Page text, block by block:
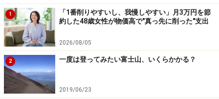
ホロバ温泉（日帰り入浴大人1,000円小学生も同額）、海
の見える海洋泉油壷の湯（日帰り入浴大人1,000円子ども
500円）、
城ヶ島京急ホテル雲母の湯
1,000円小学生500円）を利用することができます。
城ヶ島灯台まで散歩するのも良いかも
1
「1番削りやすいし、我慢しやすい」月3万円を節
約した48歳女性が物価高で"真っ先に削った"支出
2026/08/05
2 一度は登ってみたい富士山、いくらかかる？
2019/06/23